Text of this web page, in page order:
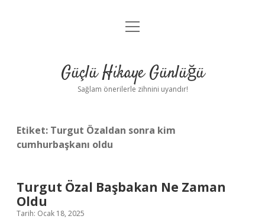
Anasayfa
Yasal Uyarı
menüyü
Güçlü Hikaye Günlüğü
Sağlam önerilerle zihnini uyandır!
Etiket: Turgut Özaldan sonra kim
cumhurbaşkanı oldu
Turgut Özal Başbakan Ne Zaman
Oldu
Tarih: Ocak 18, 2025